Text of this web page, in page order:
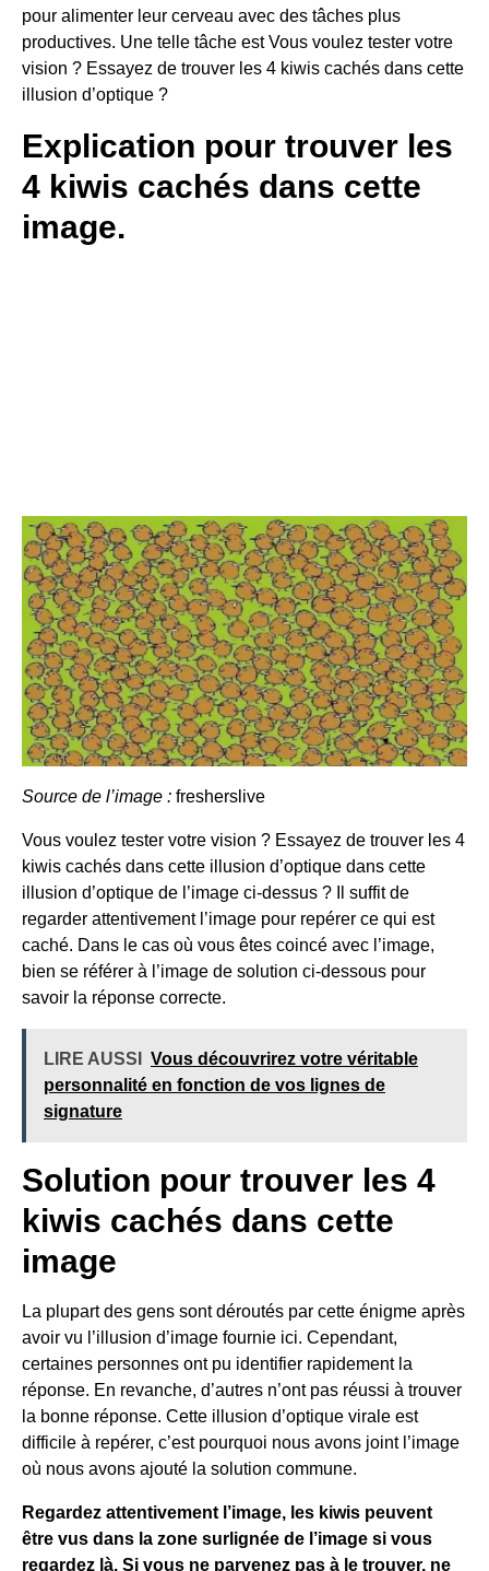
pour alimenter leur cerveau avec des tâches plus
productives. Une telle tâche est Vous voulez tester votre
vision ? Essayez de trouver les 4 kiwis cachés dans cette
illusion d’optique ?
Explication pour trouver les
4 kiwis cachés dans cette
image.
Source de l’image : fresherslive
Vous voulez tester votre vision ? Essayez de trouver les 4
kiwis cachés dans cette illusion d’optique dans cette
illusion d’optique de l’image ci-dessus ? Il suffit de
regarder attentivement l’image pour repérer ce qui est
caché. Dans le cas où vous êtes coincé avec l’image,
bien se référer à l’image de solution ci-dessous pour
savoir la réponse correcte.
LIRE AUSSI
Vous découvrirez votre véritable
personnalité en fonction de vos lignes de
signature
Solution pour trouver les 4
kiwis cachés dans cette
image
La plupart des gens sont déroutés par cette énigme après
avoir vu l’illusion d’image fournie ici. Cependant,
certaines personnes ont pu identifier rapidement la
réponse. En revanche, d’autres n’ont pas réussi à trouver
la bonne réponse. Cette illusion d’optique virale est
difficile à repérer, c’est pourquoi nous avons joint l’image
où nous avons ajouté la solution commune.
Regardez attentivement l’image, les kiwis peuvent
être vus dans la zone surlignée de l’image si vous
regardez là. Si vous ne parvenez pas à le trouver, ne